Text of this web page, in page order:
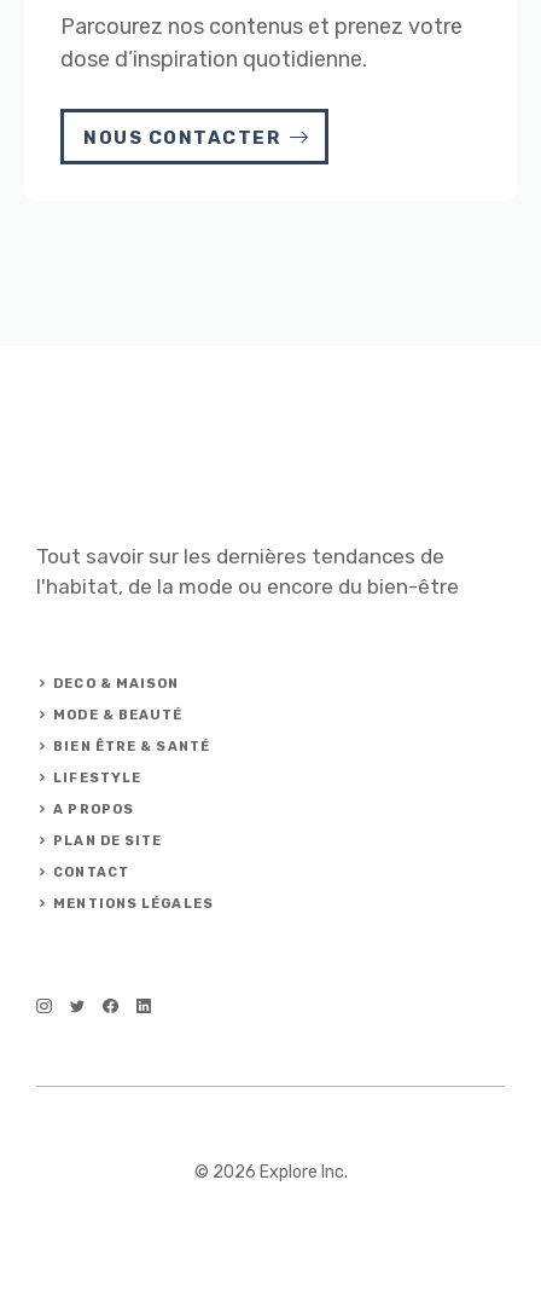
Parcourez nos contenus et prenez votre
dose d’inspiration quotidienne.
NOUS CONTACTER
Tout savoir sur les dernières tendances de
l'habitat, de la mode ou encore du bien-être
DECO & MAISON
MODE & BEAUTÉ
BIEN ÊTRE & SANTÉ
LIFESTYLE
A PROPOS
PLAN DE SITE
CONTACT
MENTIONS LÉGALES
© 2026 Explore Inc.